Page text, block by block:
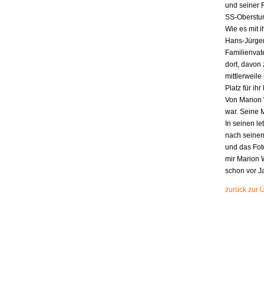
und seiner
SS-
Wie es mit
Hans-
dort, davon
mittlerweile
Platz für
Von Marion
war. Seine
In seinen
nach
und das
mir Marion
schon vor
zurück zur